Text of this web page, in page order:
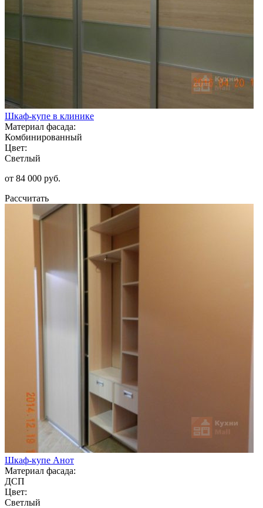
Шкаф-купе в клинике
Материал фасада:
Комбинированный
Цвет:
Светлый
от 84 000 руб.
Рассчитать
Шкаф-купе Анот
Материал фасада:
ДСП
Цвет:
Светлый